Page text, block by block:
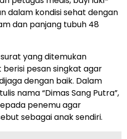
dalam kondisi sehat dengan
dan panjang tubuh 48
yang ditemukan
pesan singkat agar
dengan baik. Dalam
nama “Dimas Sang Putra”,
penemu agar
sebagai anak sendiri.